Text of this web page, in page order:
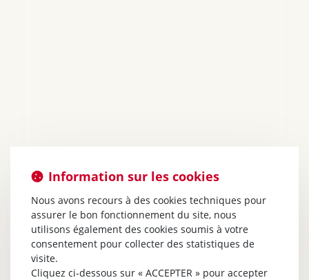
Information sur les cookies
Nous avons recours à des cookies techniques pour
assurer le bon fonctionnement du site, nous
utilisons également des cookies soumis à votre
consentement pour collecter des statistiques de
visite.
Cliquez ci-dessous sur « ACCEPTER » pour accepter